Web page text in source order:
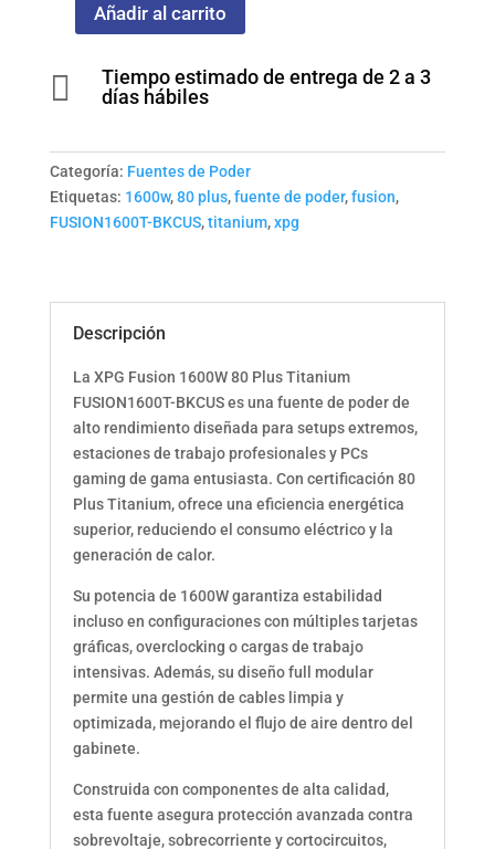
Fuente
Poder
XPG
1600W
80
Plus
Titanium
Full
Modular
Alta
Eficiencia
Premium
para
Gamer
Workstation
Añadir al carrito

Tiempo estimado de entrega de 2 a 3
días hábiles
Categoría: Fuentes de Poder
Etiquetas: 1600w,80 plus,fuente de poder,fusion,
FUSION1600T-BKCUS,titanium,xpg
Descripción
La XPG Fusion 1600W 80 Plus Titanium
FUSION1600T-BKCUS es una fuente de poder de
alto rendimiento diseñada para setups extremos,
estaciones de trabajo profesionales y PCs
gaming de gama entusiasta. Con certificación 80
Plus Titanium, ofrece una eficiencia energética
superior, reduciendo el consumo eléctrico y la
generación de calor.
Su potencia de 1600W garantiza estabilidad
incluso en configuraciones con múltiples tarjetas
gráficas, overclocking o cargas de trabajo
intensivas. Además, su diseño full modular
permite una gestión de cables limpia y
optimizada, mejorando el flujo de aire dentro del
gabinete.
Construida con componentes de alta calidad,
esta fuente asegura protección avanzada contra
sobrevoltaje, sobrecorriente y cortocircuitos,